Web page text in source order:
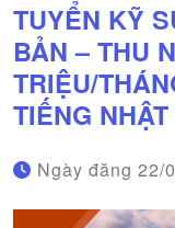
TUYỂN KỸ
BẢN – THU
TRIỆU/
TIẾNG
Ngày đăng 22/